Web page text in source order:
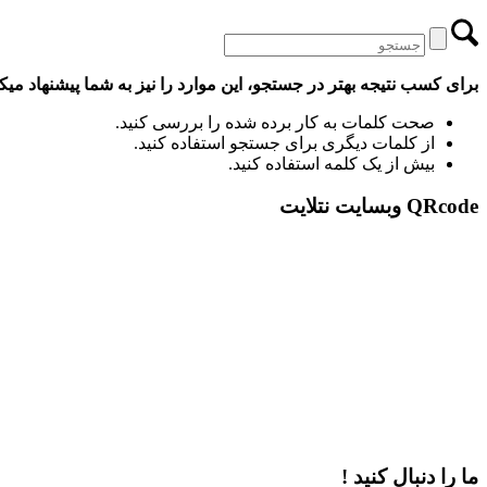
برای کسب نتیجه بهتر در جستجو، این موارد را نیز به شما پیشنهاد
صحت کلمات به کار برده شده را بررسی کنید.
از کلمات دیگری برای جستجو استفاده کنید.
بیش از یک کلمه استفاده کنید.
QRcode وبسایت نتلایت
ما را دنبال کنید !